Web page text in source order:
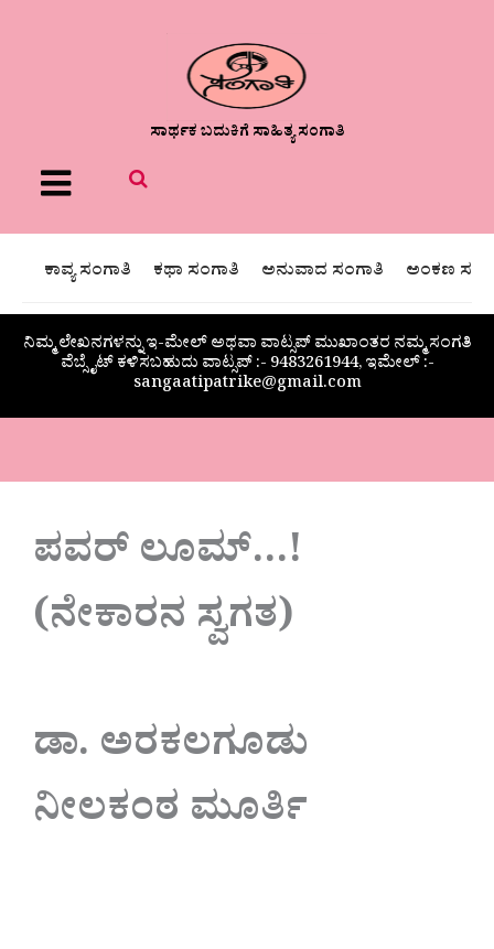
ಸಾರ್ಥಕ ಬದುಕಿಗೆ ಸಾಹಿತ್ಯ ಸಂಗಾತಿ
Menu
ಕಾವ್ಯ ಸಂಗಾತಿ ಕಥಾ ಸಂಗಾತಿ ಅನುವಾದ ಸಂಗಾತಿ ಅಂಕಣ
ನಿಮ್ಮ ಲೇಖನಗಳನ್ನು ಇ-ಮೇಲ್ ಅಥವಾ ವಾಟ್ಸಪ್ ಮುಖಾಂತರ ನಮ್ಮ ಸಂಗತಿ
ವೆಬ್ಸೈಟ್ ಕಳಿಸಬಹುದು ವಾಟ್ಸಪ್‌ :- 9483261944, ಇಮೇಲ್ :-
sangaatipatrike@gmail.com
ಪವರ್ ಲೂಮ್…!
(ನೇಕಾರನ ಸ್ವಗತ)
ಡಾ. ಅರಕಲಗೂಡು
ನೀಲಕಂಠ ಮೂರ್ತಿ